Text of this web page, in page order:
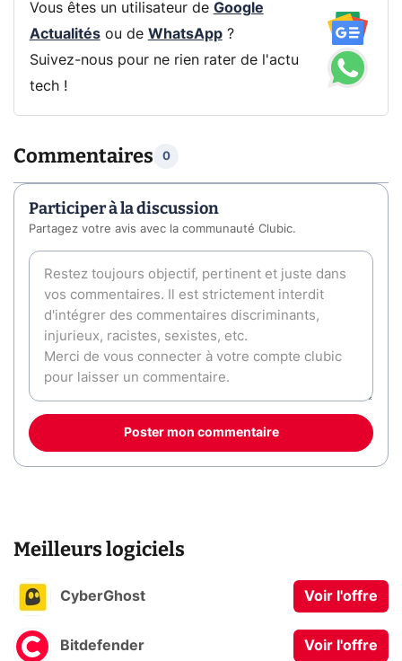
Vous êtes un utilisateur de Google
Actualitésou de WhatsApp?
Suivez-nous pour ne rien rater de l'actu
tech !
Commentaires 0
Participer à la discussion
Partagez votre avis avec la communauté Clubic.
Poster mon commentaire
Meilleurs logiciels
CyberGhost Voir l'offre
Bitdefender Voir l'offre